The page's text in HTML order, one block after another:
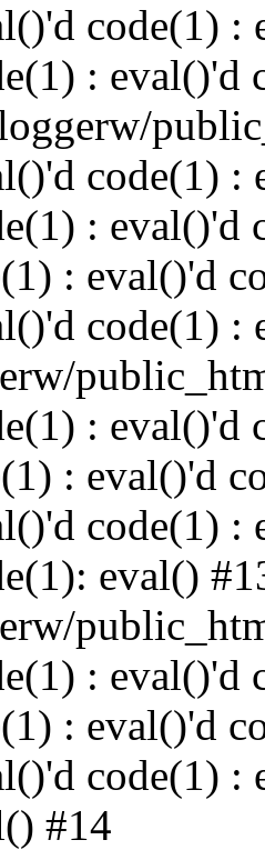
code(1) :
: eval()'d
code(1) :
: eval()'d
: eval()'d
code(1) :
: eval()'d
: eval()'d
code(1) :
eval()
: eval()'d
: eval()'d
code(1) :
#14